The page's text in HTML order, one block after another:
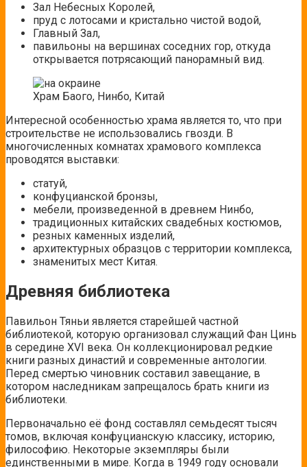
Зал Небесных Королей,
пруд с лотосами и кристально чистой водой,
Главный Зал,
павильоны на вершинах соседних гор, откуда
открывается потрясающий панорамный вид.
Храм Баого, Нинбо, Китай
Интересной особенностью храма является то, что при
строительстве не использовались гвозди. В
многочисленных комнатах храмового комплекса
проводятся выставки:
статуй,
конфуцианской бронзы,
мебели, произведенной в древнем Нинбо,
традиционных китайских свадебных костюмов,
резных каменных изделий,
архитектурных образцов с территории комплекса,
знаменитых мест Китая.
Древняя библиотека
Павильон Тяньи является старейшей частной
библиотекой, которую организовал служащий Фан Цинь
в середине XVI века. Он коллекционировал редкие
книги разных династий и современные антологии.
Перед смертью чиновник составил завещание, в
котором наследникам запрещалось брать книги из
библиотеки.
Первоначально её фонд составлял семьдесят тысяч
томов, включая конфуцианскую классику, историю,
философию. Некоторые экземпляры были
единственными в мире. Когда в 1949 году основали